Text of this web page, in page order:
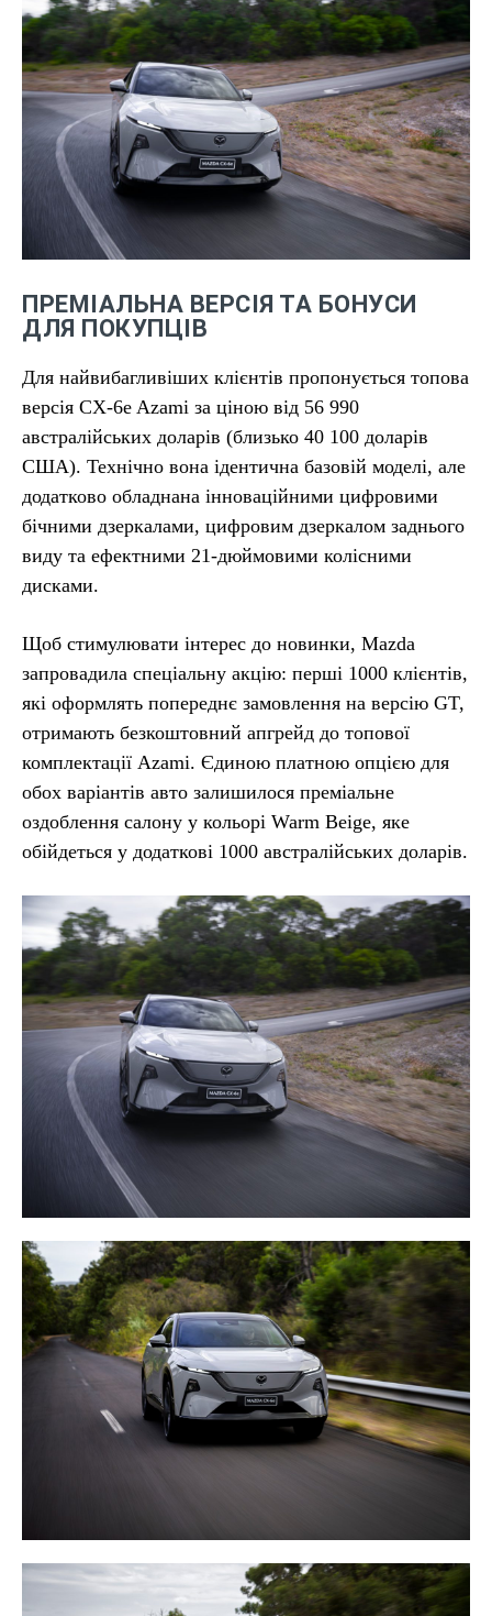
ПРЕМІАЛЬНА ВЕРСІЯ ТА БОНУСИ
ДЛЯ ПОКУПЦІВ
Для найвибагливіших клієнтів пропонується топова
версія CX-6e Azami за ціною від 56 990
австралійських доларів (близько 40 100 доларів
США). Технічно вона ідентична базовій моделі, але
додатково обладнана інноваційними цифровими
бічними дзеркалами, цифровим дзеркалом заднього
виду та ефектними 21-дюймовими колісними
дисками.
Щоб стимулювати інтерес до новинки, Mazda
запровадила спеціальну акцію: перші 1000 клієнтів,
які оформлять попереднє замовлення на версію GT,
отримають безкоштовний апгрейд до топової
комплектації Azami. Єдиною платною опцією для
обох варіантів авто залишилося преміальне
оздоблення салону у кольорі Warm Beige, яке
обійдеться у додаткові 1000 австралійських доларів.